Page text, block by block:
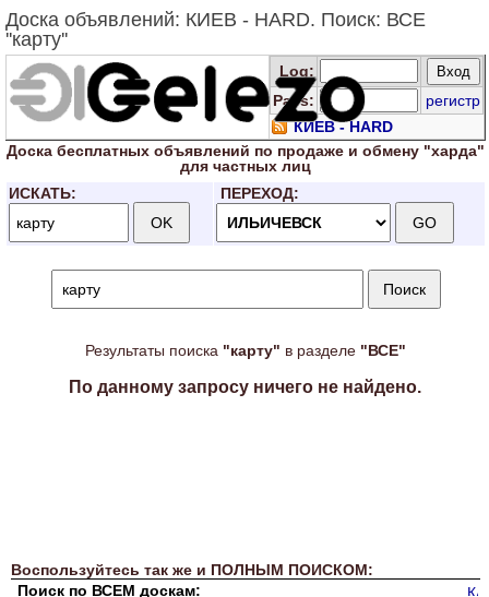
Доска объявлений: КИЕВ - HARD. Поиск: ВСЕ
''карту''
Log:
Pass:
регистр
КИЕВ - HARD
Доска бесплатных объявлений по продаже и обмену "харда"
для частных лиц
ИСКАТЬ:
ПЕРЕХОД:
Результаты поиска "карту" в разделе "ВСЕ"
По данному запросу ничего не найдено.
Воспользуйтесь так же и ПОЛНЫМ ПОИСКОМ:
Поиск по ВСЕМ доскам: